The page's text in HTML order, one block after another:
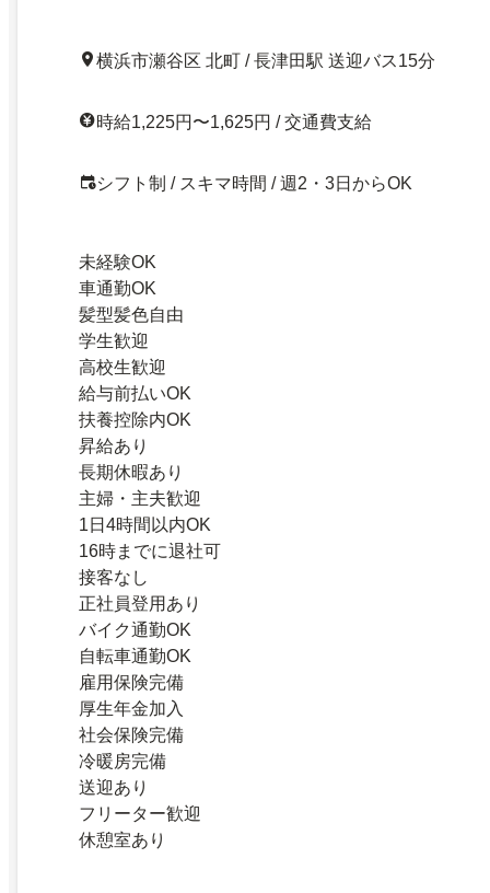
横浜市瀬谷区 北町 / 長津田駅 送迎バス15分
時給1,225円〜1,625円 / 交通費支給
シフト制 / スキマ時間 / 週2・3日からOK
未経験OK
車通勤OK
髪型髪色自由
学生歓迎
高校生歓迎
給与前払いOK
扶養控除内OK
昇給あり
長期休暇あり
主婦・主夫歓迎
1日4時間以内OK
16時までに退社可
接客なし
正社員登用あり
バイク通勤OK
自転車通勤OK
雇用保険完備
厚生年金加入
社会保険完備
冷暖房完備
送迎あり
フリーター歓迎
休憩室あり